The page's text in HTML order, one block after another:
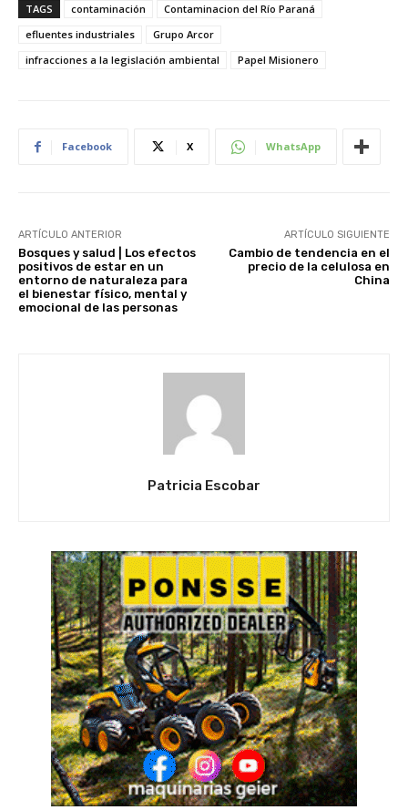
TAGS contaminación
Contaminacion del Río Paraná
efluentes industriales
Grupo Arcor
infracciones a la legislación ambiental
Papel Misionero
Facebook X WhatsApp
ARTÍCULO ANTERIOR
Bosques y salud | Los efectos
positivos de estar en un
entorno de naturaleza para
el bienestar físico, mental y
emocional de las personas
ARTÍCULO SIGUIENTE
Cambio de tendencia en el
precio de la celulosa en
China
Patricia Escobar